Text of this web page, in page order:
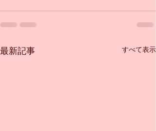
最新記事 すべて表示